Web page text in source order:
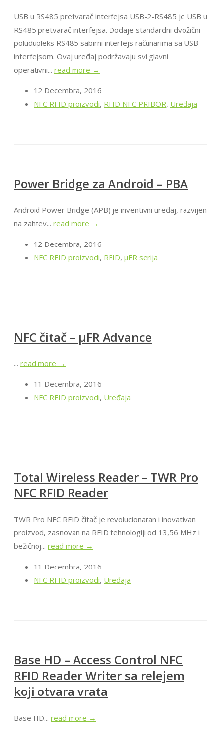
USB u RS485 pretvarač interfejsa USB-2-RS485 je USB u
RS485 pretvarač interfejsa. Dodaje standardni dvožični
poludupleks RS485 sabirni interfejs računarima sa USB
interfejsom. Ovaj uređaj podržavaju svi glavni
operativni... read more →
12 Decembra, 2016
NFC RFID proizvodi, RFID NFC PRIBOR, Uređaja
Power Bridge za Android – PBA
Android Power Bridge (APB) je inventivni uređaj, razvijen
na zahtev... read more →
12 Decembra, 2016
NFC RFID proizvodi, RFID, μFR serija
NFC čitač – μFR Advance
... read more →
11 Decembra, 2016
NFC RFID proizvodi, Uređaja
Total Wireless Reader – TWR Pro
NFC RFID Reader
TWR Pro NFC RFID čitač je revolucionaran i inovativan
proizvod, zasnovan na RFID tehnologiji od 13,56 MHz i
bežičnoj... read more →
11 Decembra, 2016
NFC RFID proizvodi, Uređaja
Base HD – Access Control NFC
RFID Reader Writer sa relejem
koji otvara vrata
Base HD... read more →